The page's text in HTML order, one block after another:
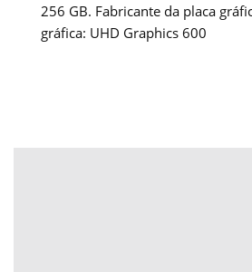
256 GB. Fabricante da placa
gráfica: UHD Graphics 600